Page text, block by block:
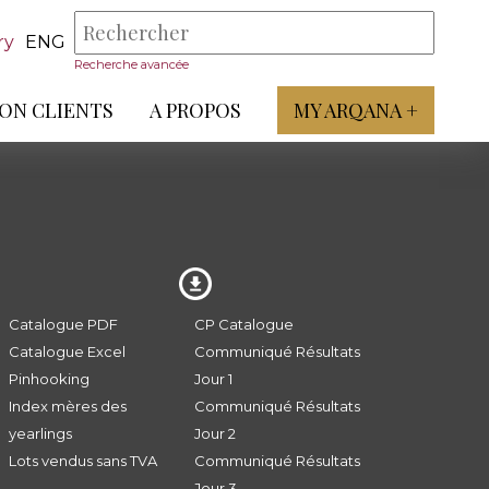
ENG
Recherche avancée
CLIENTS A PROPOS MY ARQANA +
Catalogue PDF
Catalogue Excel
Pinhooking
Index mères des
yearlings
Lots vendus sans TVA
CP Catalogue
Communiqué Résultats
Jour 1
Communiqué Résultats
Jour 2
Communiqué Résultats